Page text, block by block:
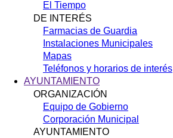
El Tiempo
DE INTERÉS
Farmacias de Guardia
Instalaciones Municipales
Mapas
Teléfonos y horarios de interés
AYUNTAMIENTO
ORGANIZACIÓN
Equipo de Gobierno
Corporación Municipal
AYUNTAMIENTO